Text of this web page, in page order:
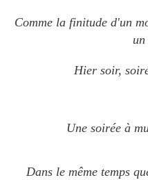
Comme la finitude d'un
un
Hier soir,
Une soirée à
Dans le même temps